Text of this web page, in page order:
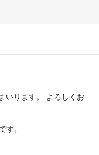
いります。 よろしくお
。